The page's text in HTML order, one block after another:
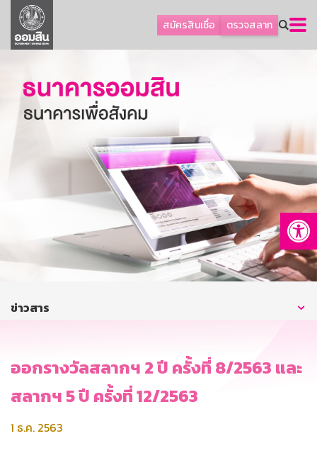
สมัครสินเชื่อ ตรวจสลาก
ลูกค้าธุรกิจ
ลูกค้าผู้ประกอบรายย่อย
ออมเพื่อสุข
เกี่ยวกับธนาคาร
การพัฒนาที่ยั่งยืน
บริการทางการเงิน
ติดต่อเรา
บริการออนไลน์
ข่าวสาร
ออกรางวัลสลากฯ 2 ปี ครั้งที่ 8/2563 และ
สลากฯ 5 ปี ครั้งที่ 12/2563
1 ธ.ค. 2563